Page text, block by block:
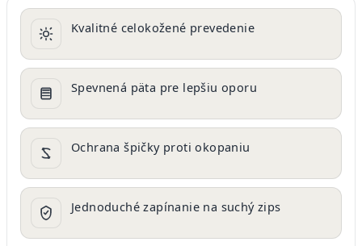
Kvalitné celokožené prevedenie
Spevnená päta pre lepšiu oporu
Ochrana špičky proti okopaniu
Jednoduché zapínanie na suchý zips